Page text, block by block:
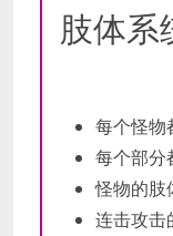
肢体系
每个怪物
每个部分
怪物的肢
连击攻击